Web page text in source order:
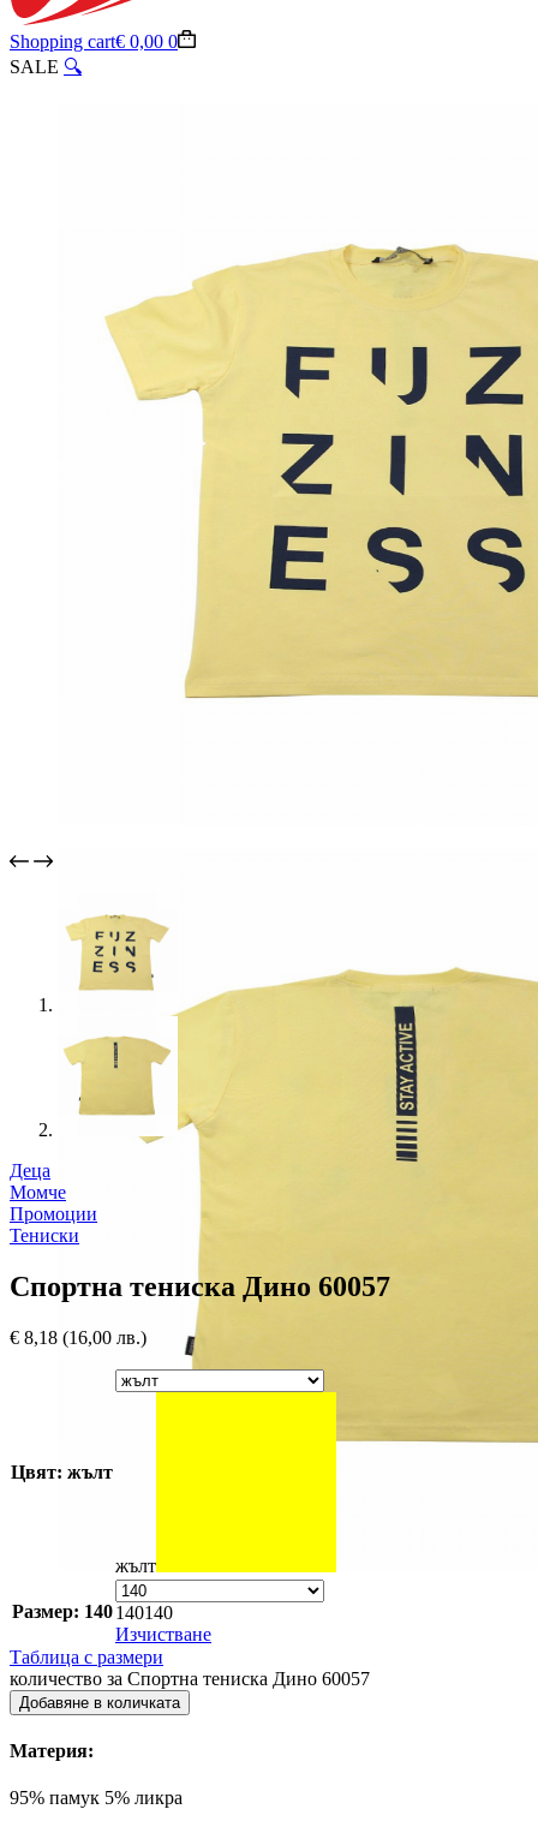
Shopping cart€ 0,00 0
SALE 🔍
Деца
Момче
Промоции
Тениски
Спортна тениска Дино 60057
€ 8,18 (16,00 лв.)
Цвят: жълт
жълт
Размер: 140 140140
Изчистване
Таблица с размери
количество за Спортна тениска Дино 60057
Добавяне в количката
Материя:
95% памук 5% ликра